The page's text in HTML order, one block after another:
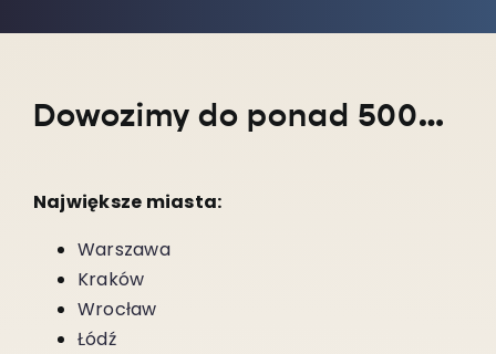
Dowozimy do ponad 5000 miejscowości w całym kraju!
Największe miasta:
Warszawa
Kraków
Wrocław
Łódź